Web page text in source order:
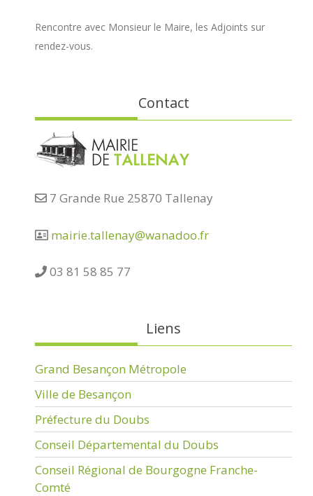
Rencontre avec Monsieur le Maire, les Adjoints sur
rendez-vous.
Contact
7 Grande Rue 25870 Tallenay
mairie.tallenay@wanadoo.fr
03 81 58 85 77
Liens
Grand Besançon Métropole
Ville de Besançon
Préfecture du Doubs
Conseil Départemental du Doubs
Conseil Régional de Bourgogne Franche-
Comté